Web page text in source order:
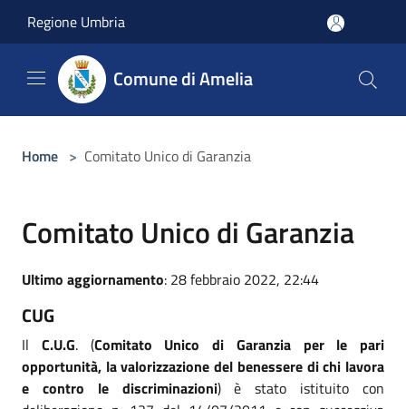
Regione Umbria
Comune di Amelia
Home > Comitato Unico di Garanzia
Comitato Unico di Garanzia
Ultimo aggiornamento: 28 febbraio 2022, 22:44
CUG
Il C.U.G. (Comitato Unico di Garanzia per le pari
opportunità, la valorizzazione del benessere di chi lavora
e contro le discriminazioni) è stato istituito con